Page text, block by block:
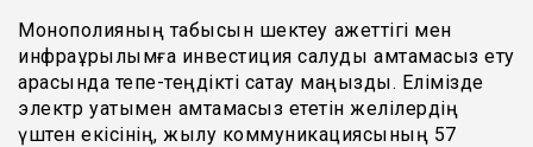
Монополияның табысын шектеу қажеттігі мен
инфрақұрылымға инвестиция салуды қамтамасыз ету
арасында тепе-теңдікті сақтау маңызды. Елімізде
электр қуатымен қамтамасыз ететін желілердің
үштен екісінің, жылу коммуникациясының 57